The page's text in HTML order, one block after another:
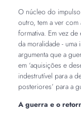
O núcleo do
outro, tem a ver
formativa. Em vez
da moralidade -
argumenta que a
em ‘aquisições e
indestrutível para a
posteriores’ para a
A guerra e o